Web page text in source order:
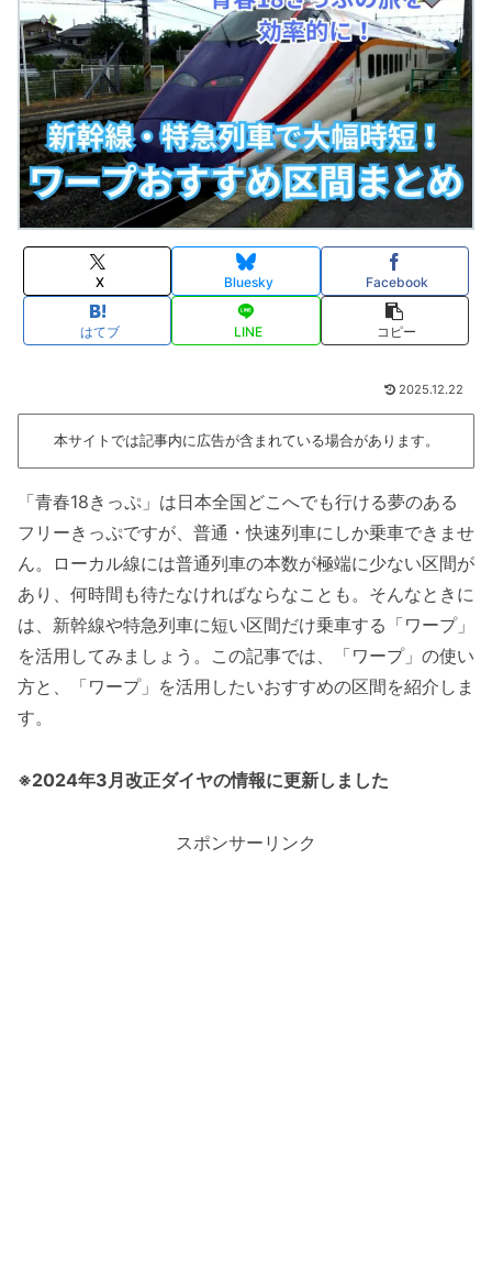
X Bluesky Facebook
はてブ LINE コピー
2025.12.22
本サイトでは記事内に広告が含まれている場合があります。
「青春18きっぷ」は日本全国どこへでも行ける夢のある
フリーきっぷですが、普通・快速列車にしか乗車できませ
ん。ローカル線には普通列車の本数が極端に少ない区間が
あり、何時間も待たなければならなことも。そんなときに
は、新幹線や特急列車に短い区間だけ乗車する「ワープ」
を活用してみましょう。この記事では、「ワープ」の使い
方と、「ワープ」を活用したいおすすめの区間を紹介しま
す。
※2024年3月改正ダイヤの情報に更新しました
スポンサーリンク